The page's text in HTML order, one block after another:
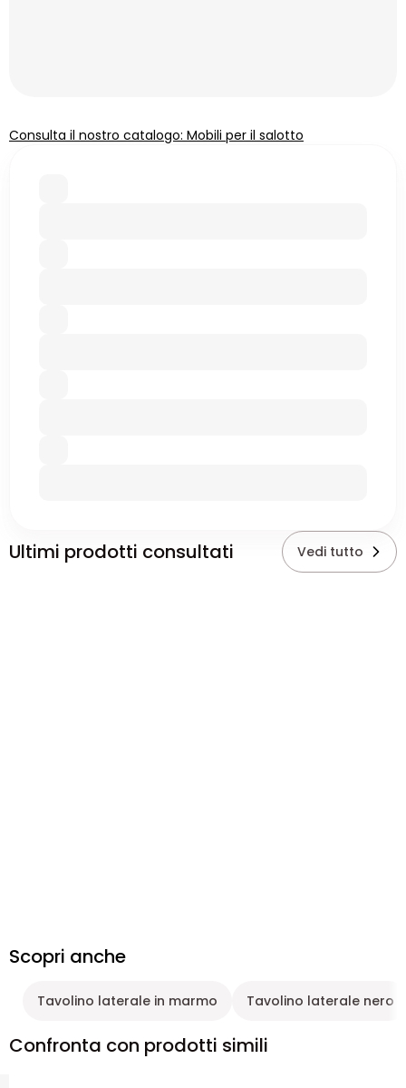
Consulta il nostro catalogo: Mobili per il salotto
Ultimi prodotti consultati Vedi tutto
Scopri anche
Tavolino laterale in marmo Tavolino laterale nero
Confronta con prodotti simili